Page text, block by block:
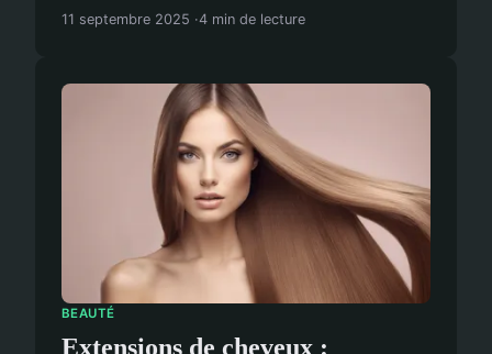
11 septembre 2025 4 min de lecture
BEAUTÉ
Extensions de cheveux :